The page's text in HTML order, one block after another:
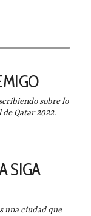
sobre lo
Qatar 2022.
SIGA
una ciudad que